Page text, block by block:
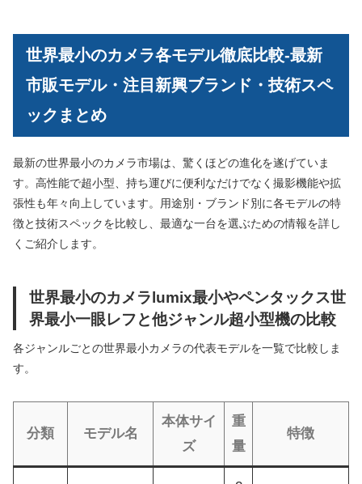
世界最小のカメラ各モデル徹底比較-最新
市販モデル・注目新興ブランド・技術スペ
ックまとめ
最新の世界最小のカメラ市場は、驚くほどの進化を遂げていま
す。高性能で超小型、持ち運びに便利なだけでなく撮影機能や拡
張性も年々向上しています。用途別・ブランド別に各モデルの特
徴と技術スペックを比較し、最適な一台を選ぶための情報を詳し
くご紹介します。
世界最小のカメラlumix最小やペンタックス世
界最小一眼レフと他ジャンル超小型機の比較
各ジャンルごとの世界最小カメラの代表モデルを一覧で比較しま
す。
分類 モデル名
本体サイ
ズ
重
量
特徴